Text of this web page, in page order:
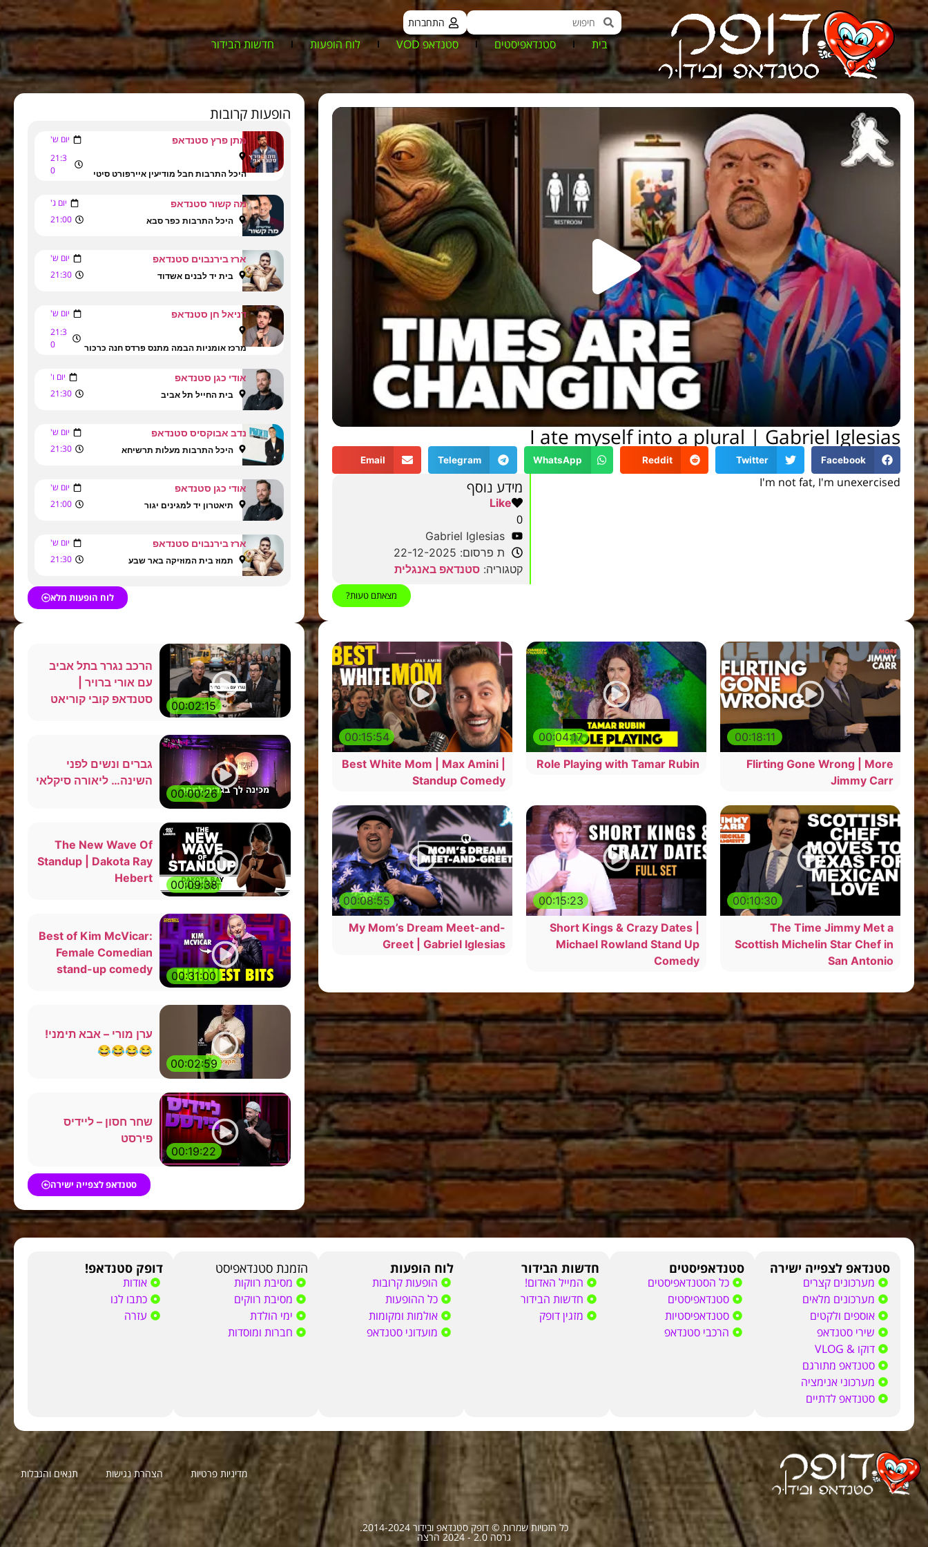
התחברות
בית סטנדאפיסטים סטנדאפ VOD לוח הופעות חדשות הבידור
I ate myself into a plural | Gabriel Iglesias
Facebook
Twitter
Reddit
WhatsApp
Telegram
Email
I'm not fat, I'm unexercised מידע נוסף
Like
0
Gabriel Iglesias
ת פרסום: 22-12-2025
קטגוריה: סטנדאפ באנגלית
מצאתם טעות?
00:18:11
Flirting Gone Wrong | More
Jimmy Carr
00:04:17
Role Playing with Tamar Rubin
00:15:54
Best White Mom | Max Amini |
Standup Comedy
00:10:30
The Time Jimmy Met a
Scottish Michelin Star Chef in
San Antonio
00:15:23
Short Kings & Crazy Dates |
Michael Rowland Stand Up
Comedy
00:08:55
My Mom’s Dream Meet-and-
Greet | Gabriel Iglesias
הופעות קרובות
מתן פרץ סטנדאפ יום ש'
היכל התרבות חבל מודיעין איירפורט סיטי
21:3
0
מה קשור סטנדאפ יום ג'
היכל התרבות כפר סבא 21:00
ארז בירנבוים סטנדאפ יום ש'
בית יד לבנים אשדוד 21:30
דניאל חן סטנדאפ יום ש'
מרכז אומניות הבמה מתנס פרדס חנה כרכור
21:3
0
אודי כגן סטנדאפ יום ו'
בית החייל תל אביב 21:30
נדב אבוקסיס סטנדאפ יום ש'
היכל התרבות מעלות תרשיחא 21:30
אודי כגן סטנדאפ יום ש'
תיאטרון יד למגינים יגור 21:00
ארז בירנבוים סטנדאפ יום ש'
תמוז בית המוזיקה באר שבע 21:30
לוח הופעות מלא
00:02:15
הרכב נגרר בתל אביב
עם אורי ברויר |
סטנדאפ קובי קוריאט
00:00:26
גברים ונשים לפני
השינה… ליאורה סיקלאי
00:09:38
The New Wave Of
Standup | Dakota Ray
Hebert
00:31:00
Best of Kim McVicar:
Female Comedian
stand-up comedy
00:02:59
ערן מורי – אבא תימני!
😂😂😂😂
00:19:22
שחר חסון – ליידיס
פירסט
סטנדאפ לצפייה ישירה
סטנדאפ לצפייה ישירה
מערכונים קצרים
מערכונים מלאים
אוספים ולקטים
שירי סטנדאפ
דוקו & VLOG
סטנדאפ מתורגם
מערכוני אנימציה
סטנדאפ לדתיים
סטנדאפיסטים
כל הסטנדאפיסטים
סטנדאפיסטים
סטנדאפיסטיות
הרכבי סטנדאפ
חדשות הבידור
המייל האדום!
חדשות הבידור
מזגין דופק
לוח הופעות
הופעות קרובות
כל ההופעות
אולמות ומקומות
מועדוני סטנדאפ
הזמנת סטנדאפיסט
מסיבת רווקות
מסיבת רווקים
ימי הולדת
חברות ומוסדות
דופק סטנדאפ!
אודות
כתבו לנו
עזרה
מדיניות פרטיות הצהרת נגישות תנאים והגבלות
כל הזכויות שמרות © דופק סטנדאפ ובידור 2014-2024.
גרסה 2.0 - 2024 הרצה